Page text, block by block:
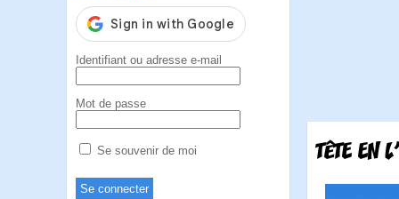
Identifiant ou adresse e-mail
Mot de passe
Se souvenir de moi TÊTE EN